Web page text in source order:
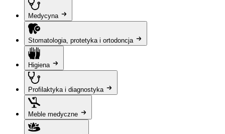
Medycyna
Stomatologia, protetyka i ortodoncja
Higiena
Profilaktyka i diagnostyka
Meble medyczne